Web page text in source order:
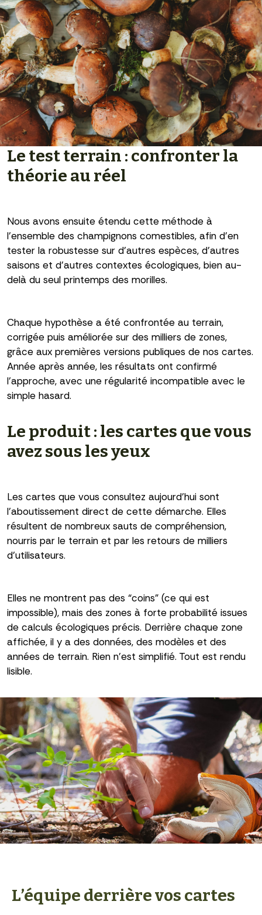
Le test terrain : confronter la
théorie au réel
Nous avons ensuite étendu cette méthode à
l’ensemble des champignons comestibles, afin d’en
tester la robustesse sur d’autres espèces, d’autres
saisons et d’autres contextes écologiques, bien au-
delà du seul printemps des morilles.
Chaque hypothèse a été confrontée au terrain,
corrigée puis améliorée sur des milliers de zones,
grâce aux premières versions publiques de nos cartes.
Année après année, les résultats ont confirmé
l’approche, avec une régularité incompatible avec le
simple hasard.
Le produit : les cartes que vous
avez sous les yeux
Les cartes que vous consultez aujourd’hui sont
l’aboutissement direct de cette démarche. Elles
résultent de nombreux sauts de compréhension,
nourris par le terrain et par les retours de milliers
d’utilisateurs.
Elles ne montrent pas des “coins” (ce qui est
impossible), mais des zones à forte probabilité issues
de calculs écologiques précis. Derrière chaque zone
affichée, il y a des données, des modèles et des
années de terrain. Rien n’est simplifié. Tout est rendu
lisible.
L’équipe derrière vos cartes